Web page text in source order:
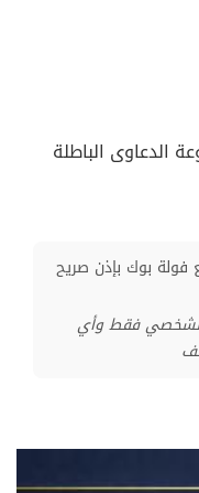
الدعاوى الباطلة
بوك بإذن صريح
الشخصي فقط وأي